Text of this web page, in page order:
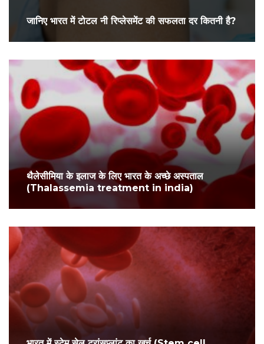
जानिए भारत में टोटल नी रिप्लेसमेंट की सफलता दर कितनी है?
थैलेसीमिया के इलाज के लिए भारत के अच्छे अस्पताल
(Thalassemia treatment in india)